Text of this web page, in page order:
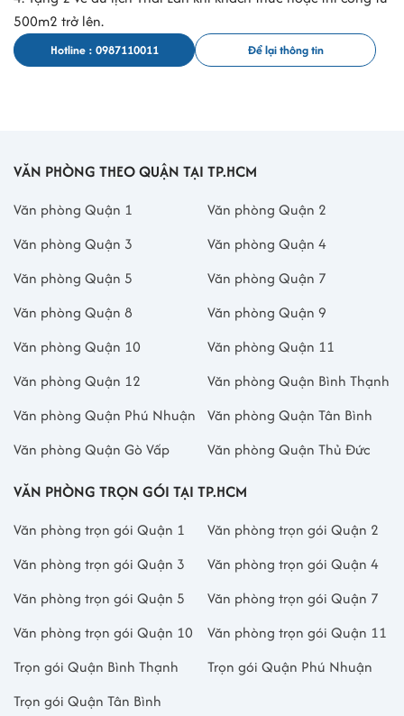
500m2 trở lên.
Hotline : 0987110011 Để lại thông tin
VĂN PHÒNG THEO QUẬN TẠI TP.HCM
Văn phòng Quận 1
Văn phòng Quận 2
Văn phòng Quận 3
Văn phòng Quận 4
Văn phòng Quận 5
Văn phòng Quận 7
Văn phòng Quận 8
Văn phòng Quận 9
Văn phòng Quận 10
Văn phòng Quận 11
Văn phòng Quận 12
Văn phòng Quận Bình Thạnh
Văn phòng Quận Phú Nhuận
Văn phòng Quận Tân Bình
Văn phòng Quận Gò Vấp
Văn phòng Quận Thủ Đức
VĂN PHÒNG TRỌN GÓI TẠI TP.HCM
Văn phòng trọn gói Quận 1
Văn phòng trọn gói Quận 2
Văn phòng trọn gói Quận 3
Văn phòng trọn gói Quận 4
Văn phòng trọn gói Quận 5
Văn phòng trọn gói Quận 7
Văn phòng trọn gói Quận 10
Văn phòng trọn gói Quận 11
Trọn gói Quận Bình Thạnh
Trọn gói Quận Phú Nhuận
Trọn gói Quận Tân Bình